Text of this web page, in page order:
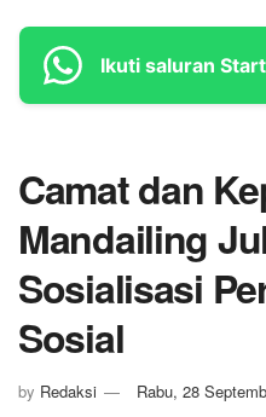
Ikuti saluran
Camat dan
Mandailing
Sosialisasi
Sosial
by Redaksi Rabu, 28